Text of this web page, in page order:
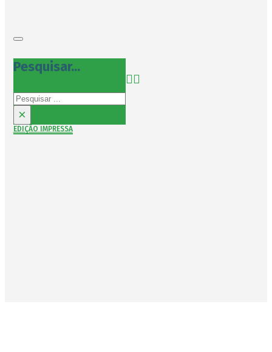
Pesquisar...
Pesquisar
×
EDIÇÃO IMPRESSA